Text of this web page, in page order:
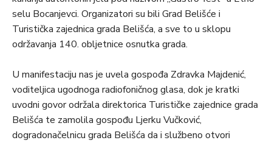
selu Bocanjevci. Organizatori su bili Grad Belišće i
Turistička zajednica grada Belišća, a sve to u sklopu
održavanja 140. obljetnice osnutka grada.
U manifestaciju nas je uvela gospođa Zdravka Majdenić,
voditeljica ugodnoga radiofoničnog glasa, dok je kratki
uvodni govor održala direktorica Turističke zajednice grada
Belišća te zamolila gospođu Ljerku Vučković,
dogradonačelnicu grada Belišća da i službeno otvori